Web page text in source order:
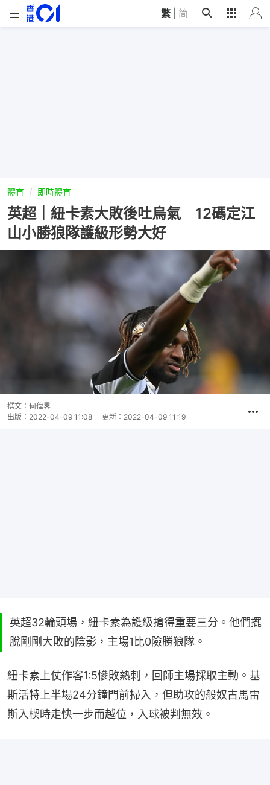
繁 简
體育 即時體育
英超｜紐卡素大敗後吐烏氣 12碼定江
山小勝狼隊護級形勢大好
撰文： 何偉畧
出版： 2022-04-09 11:08 更新： 2022-04-09 11:19
英超32輪頭場，紐卡素為護級搶得重要三分。他們擺
脫剛剛大敗的陰影，主場1比0險勝狼隊。
紐卡素上仗作客1:5慘敗熱刺，回師主場採取主動。基
斯活特上半場24分鐘門前掃入，但助攻的般奴古馬雷
斯入楔時走快一步而越位，入球被判無效。